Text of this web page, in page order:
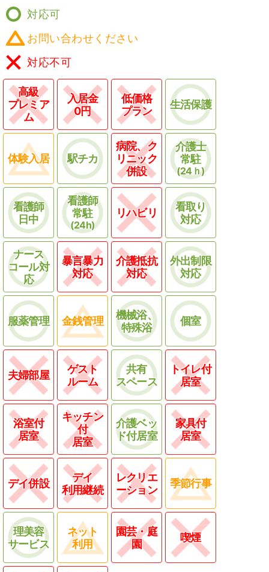
対応可
お問い合わせください
対応不可
高級
プレミア
ム
入居金
0円
低価格
プラン
生活保護
体験入居 駅チカ
病院、ク
リニック
併設
介護士
常駐
(24ｈ)
看護師
日中
看護師
常駐
(24h)
リハビリ
看取り
対応
ナース
コール対
応
暴言暴力
対応
介護抵抗
対応
外出制限
対応
服薬管理 金銭管理
機械浴、
特殊浴
個室
夫婦部屋
ゲスト
ルーム
共有
スペース
トイレ付
居室
浴室付
居室
キッチン
付
居室
介護ベッ
ド付居室
家具付
居室
デイ併設
デイ
利用継続
レクリエ
ーション
季節行事
理美容
サービス
ネット
利用
園芸・庭
園
喫煙